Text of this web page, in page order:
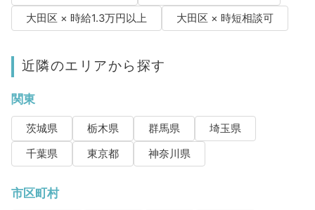
大田区 × 時給1.3万円以上
大田区 × 時短相談可
近隣のエリアから探す
関東
茨城県 栃木県 群馬県
埼玉県
千葉県
東京都 神奈川県
市区町村